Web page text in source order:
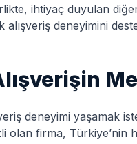
ihtiyaç duyulan
deneyimini
deneyimi yaşamak
olan firma, Türkiye’nin